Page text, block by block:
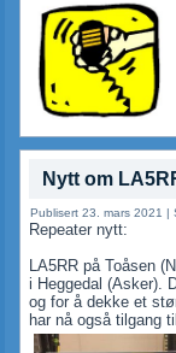
Nytt om
Publisert 23. mars 2021 |
Repeater nytt:
LA5RR på Toåsen
i Heggedal (Asker).
og for å dekke et
har nå også tilgang